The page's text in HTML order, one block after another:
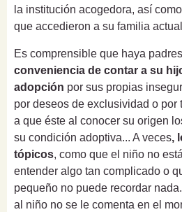
la institución acogedora, así
que accedieron a su familia
Es comprensible que haya
conveniencia de contar a su
adopción por sus propias
por deseos de exclusividad o por
a que éste al conocer su origen
su condición adoptiva... A veces,
tópicos, como que el niño no
entender algo tan complicado o
pequeño no puede recordar
al niño no se le comenta en el